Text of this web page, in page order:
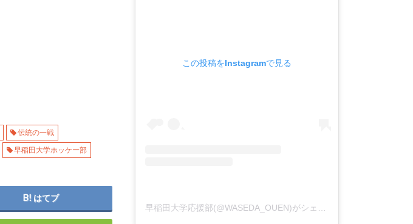
伝統の一戦
早稲田大学ホッケー部
はてブ
この投稿をInstagramで見る